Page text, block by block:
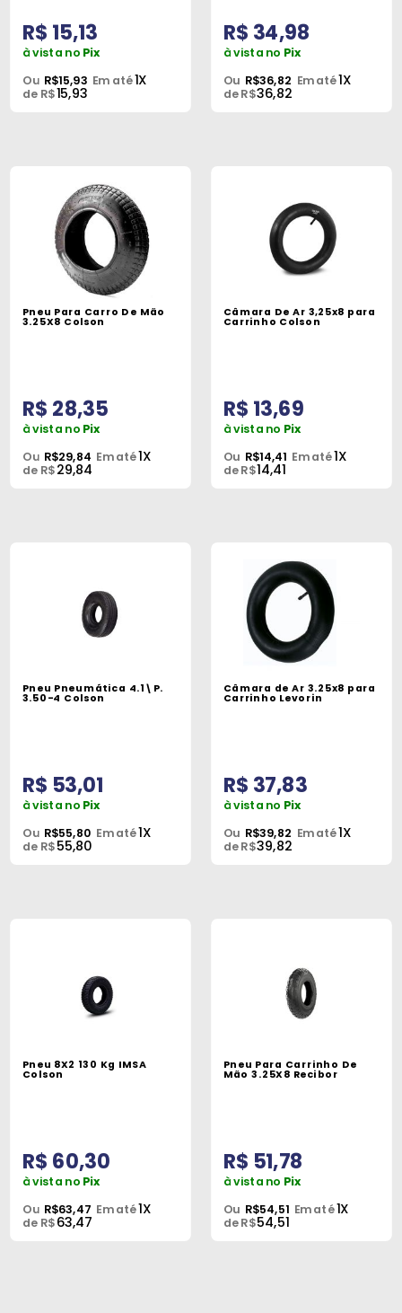
R$ 15,13
à vista no Pix
Ou R$15,93 Em até1X
de R$15,93
R$ 34,98
à vista no Pix
Ou R$36,82 Em até1X
de R$36,82
Pneu Para Carro De Mão
3.25X8 Colson
R$ 28,35
à vista no Pix
Ou R$29,84 Em até1X
de R$29,84
Câmara De Ar 3,25x8 para
Carrinho Colson
R$ 13,69
à vista no Pix
Ou R$14,41 Em até1X
de R$14,41
Pneu Pneumática 4.1\P.
3.50-4 Colson
R$ 53,01
à vista no Pix
Ou R$55,80 Em até1X
de R$55,80
Câmara de Ar 3.25x8 para
Carrinho Levorin
R$ 37,83
à vista no Pix
Ou R$39,82 Em até1X
de R$39,82
Pneu 8X2 130 Kg IMSA
Colson
R$ 60,30
à vista no Pix
Ou R$63,47 Em até1X
de R$63,47
Pneu Para Carrinho De
Mão 3.25X8 Recibor
R$ 51,78
à vista no Pix
Ou R$54,51 Em até1X
de R$54,51